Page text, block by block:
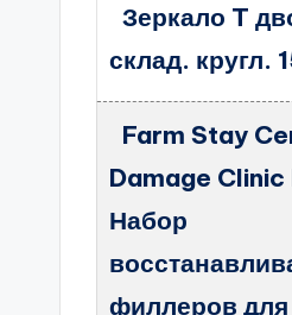
Зеркало T
склад. кругл.
Farm Stay
Damage
Набор
филлеров для